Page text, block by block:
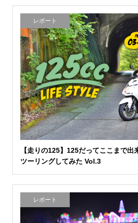
レポート
【走りの125】125だってここまで出
ツーリングしてみた Vol.3
レポート